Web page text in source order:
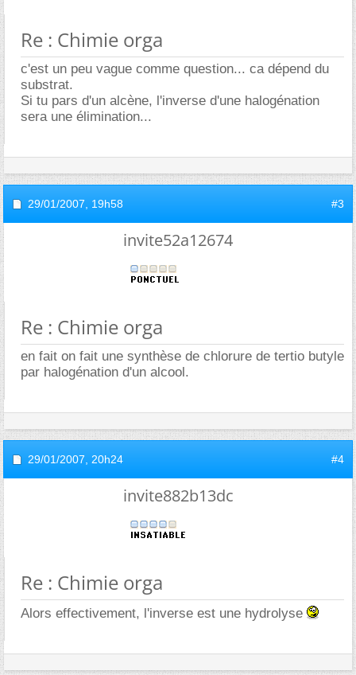
Re : Chimie orga
c'est un peu vague comme question... ca dépend du
substrat.
Si tu pars d'un alcène, l'inverse d'une halogénation
sera une élimination...
29/01/2007, 19h58 #3
invite52a12674
Re : Chimie orga
en fait on fait une synthèse de chlorure de tertio butyle
par halogénation d'un alcool.
29/01/2007, 20h24 #4
invite882b13dc
Re : Chimie orga
Alors effectivement, l'inverse est une hydrolyse